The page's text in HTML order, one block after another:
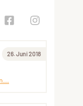
26. Juni 2018